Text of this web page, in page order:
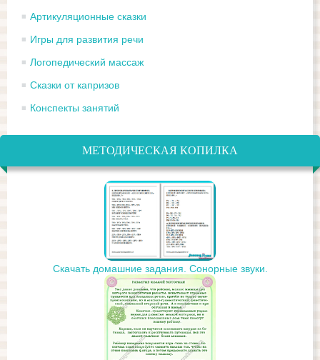
Артикуляционные сказки
Игры для развития речи
Логопедический массаж
Сказки от капризов
Конспекты занятий
МЕТОДИЧЕСКАЯ КОПИЛКА
Скачать домашние задания. Сонорные звуки.